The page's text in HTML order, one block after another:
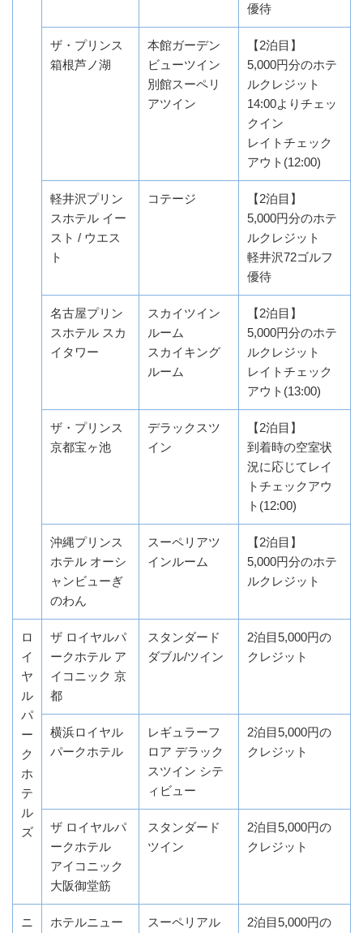
優待
ザ・プリンス
箱根芦ノ湖
本館ガーデン
ビューツイン
別館スーペリ
アツイン
【2泊目】
5,000円分のホテ
ルクレジット
14:00よりチェッ
クイン
レイトチェック
アウト(12:00)
軽井沢プリン
スホテル イー
スト / ウエス
ト
コテージ
【2泊目】
5,000円分のホテ
ルクレジット
軽井沢72ゴルフ
優待
名古屋プリン
スホテル スカ
イタワー
スカイツイン
ルーム
スカイキング
ルーム
【2泊目】
5,000円分のホテ
ルクレジット
レイトチェック
アウト(13:00)
ザ・プリンス
京都宝ヶ池
デラックスツ
イン
【2泊目】
到着時の空室状
況に応じてレイ
トチェックアウ
ト(12:00)
沖縄プリンス
ホテル オーシ
ャンビューぎ
のわん
スーペリアツ
インルーム
【2泊目】
5,000円分のホテ
ルクレジット
ロ
イ
ヤ
ル
パ
ー
ク
ホ
テ
ル
ズ
ザ ロイヤルパ
ークホテル ア
イコニック 京
都
スタンダード
ダブル/ツイン
2泊目5,000円の
クレジット
横浜ロイヤル
パークホテル
レギュラーフ
ロア デラック
スツイン シテ
ィビュー
2泊目5,000円の
クレジット
ザ ロイヤルパ
ークホテル
アイコニック
大阪御堂筋
スタンダード
ツイン
2泊目5,000円の
クレジット
ニ
ホテルニュー
スーペリアル
2泊目5,000円の